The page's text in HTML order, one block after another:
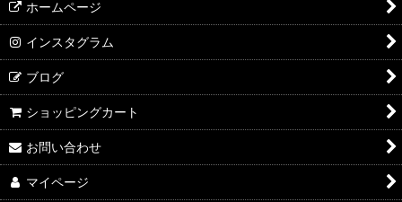
ホームページ
インスタグラム
ブログ
ショッピングカート
お問い合わせ
マイページ